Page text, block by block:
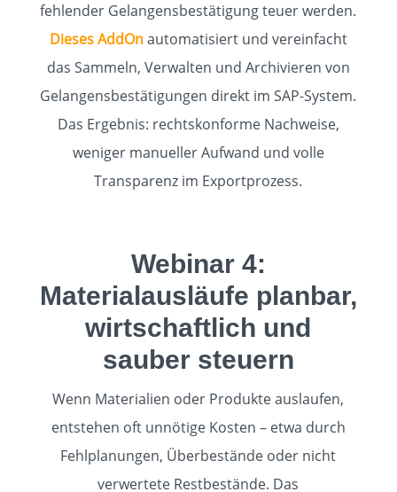
fehlender Gelangensbestätigung teuer werden.
Dieses AddOnautomatisiert und vereinfacht
das Sammeln, Verwalten und Archivieren von
Gelangensbestätigungen direkt im SAP-System.
Das Ergebnis: rechtskonforme Nachweise,
weniger manueller Aufwand und volle
Transparenz im Exportprozess.
Webinar 4:
Materialausläufe planbar,
wirtschaftlich und
sauber steuern
Wenn Materialien oder Produkte auslaufen,
entstehen oft unnötige Kosten – etwa durch
Fehlplanungen, Überbestände oder nicht
verwertete Restbestände. Das